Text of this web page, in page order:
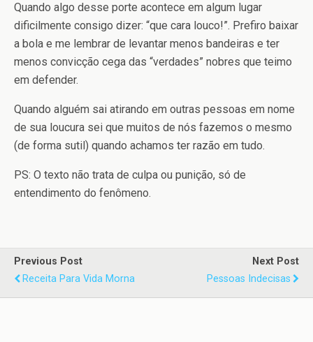
Quando algo desse porte acontece em algum lugar
dificilmente consigo dizer: “que cara louco!”. Prefiro baixar
a bola e me lembrar de levantar menos bandeiras e ter
menos convicção cega das “verdades” nobres que teimo
em defender.
Quando alguém sai atirando em outras pessoas em nome
de sua loucura sei que muitos de nós fazemos o mesmo
(de forma sutil) quando achamos ter razão em tudo.
PS: O texto não trata de culpa ou punição, só de
entendimento do fenômeno.
Previous Post
Receita Para Vida Morna
Next Post
Pessoas Indecisas